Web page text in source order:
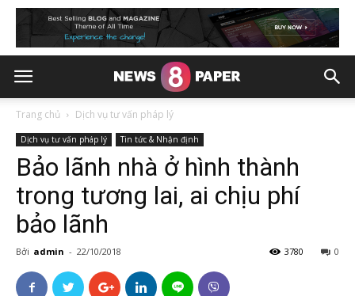
Trang chủ Dịch vụ tư vấn pháp lý
Dịch vụ tư vấn pháp lý Tin tức & Nhận định
Bảo lãnh nhà ở hình thành
trong tương lai, ai chịu phí
bảo lãnh
Bởi admin - 22/10/2018 0
3780